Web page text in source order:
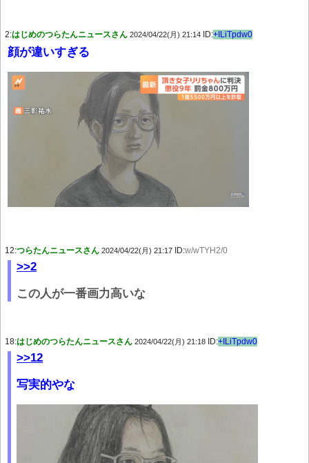
2:はじめのつらたんニュースさん 2024/04/22(月) 21:14 ID:+ILiTpdw0
顔が違いすぎる
12:つらたんニュースさん 2024/04/22(月) 21:17 ID:w/wTYH2/0
>>2
この人が一番画力高いな
18:はじめのつらたんニュースさん 2024/04/22(月) 21:18 ID:+ILiTpdw0
>>12
写実的やな